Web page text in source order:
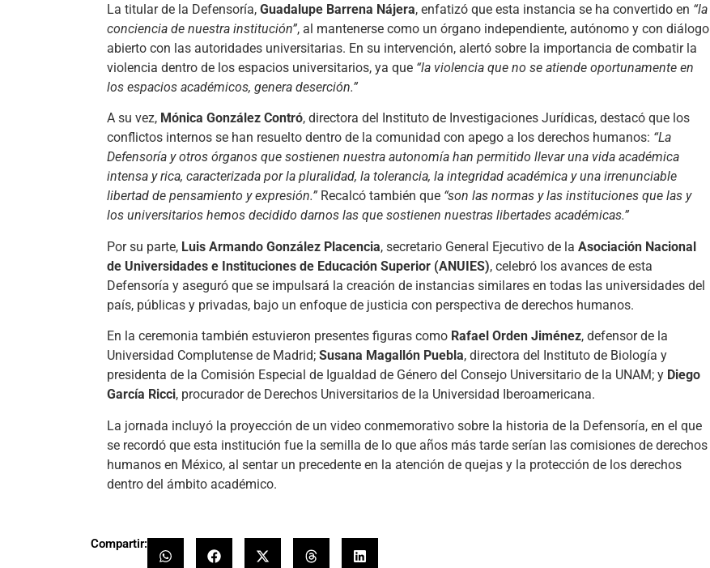
La titular de la Defensoría, Guadalupe Barrena Nájera, enfatizó que esta instancia se ha convertido en “la
conciencia de nuestra institución”, al mantenerse como un órgano independiente, autónomo y con diálogo
abierto con las autoridades universitarias. En su intervención, alertó sobre la importancia de combatir la
violencia dentro de los espacios universitarios, ya que “la violencia que no se atiende oportunamente en
los espacios académicos, genera deserción.”
A su vez, Mónica González Contró, directora del Instituto de Investigaciones Jurídicas, destacó que los
conflictos internos se han resuelto dentro de la comunidad con apego a los derechos humanos: “La
Defensoría y otros órganos que sostienen nuestra autonomía han permitido llevar una vida académica
intensa y rica, caracterizada por la pluralidad, la tolerancia, la integridad académica y una irrenunciable
libertad de pensamiento y expresión.” Recalcó también que “son las normas y las instituciones que las y
los universitarios hemos decidido darnos las que sostienen nuestras libertades académicas.”
Por su parte, Luis Armando González Placencia, secretario General Ejecutivo de la Asociación Nacional
de Universidades e Instituciones de Educación Superior (ANUIES), celebró los avances de esta
Defensoría y aseguró que se impulsará la creación de instancias similares en todas las universidades del
país, públicas y privadas, bajo un enfoque de justicia con perspectiva de derechos humanos.
En la ceremonia también estuvieron presentes figuras como Rafael Orden Jiménez, defensor de la
Universidad Complutense de Madrid; Susana Magallón Puebla, directora del Instituto de Biología y
presidenta de la Comisión Especial de Igualdad de Género del Consejo Universitario de la UNAM; y Diego
García Ricci, procurador de Derechos Universitarios de la Universidad Iberoamericana.
La jornada incluyó la proyección de un video conmemorativo sobre la historia de la Defensoría, en el que
se recordó que esta institución fue la semilla de lo que años más tarde serían las comisiones de derechos
humanos en México, al sentar un precedente en la atención de quejas y la protección de los derechos
dentro del ámbito académico.
Compartir: